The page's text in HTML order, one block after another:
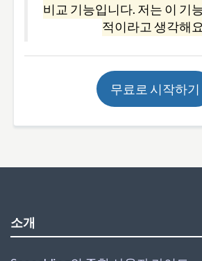
비교 기능입니다. 저는 이 기
적이라고 생각해요
무료로 시작하기
소개